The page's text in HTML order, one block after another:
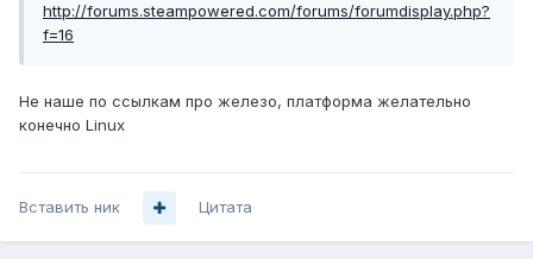
http://forums.steampowered.com/forums/forumdisplay.php?
f=16
Не наше по ссылкам про железо, платформа желательно
конечно Linux
Вставить ник Цитата